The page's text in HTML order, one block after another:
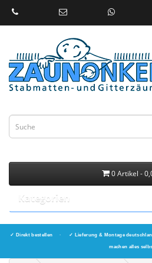
0 Artikel -
Kategorien
✓ Direkt bestellen · ✓ Lieferung & Montage
machen alles